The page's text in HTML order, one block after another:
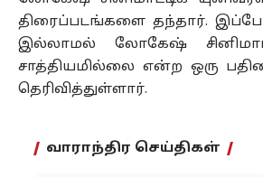
திரைப்படங்களை தந்தார்.
இல்லாமல் லோகேஷ்
சாத்தியமில்லை என்ற ஒரு
தெரிவித்துள்ளார்.
வாராந்திர செய்திகள்